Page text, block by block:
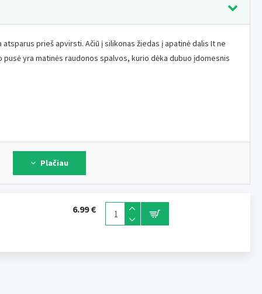
6.99 €
prieš apvirsti. Ačiū į silikonas žiedas į apatinė dalis It ne
yra matinės raudonos spalvos, kurio dėka dubuo įdomesnis
Plačiau